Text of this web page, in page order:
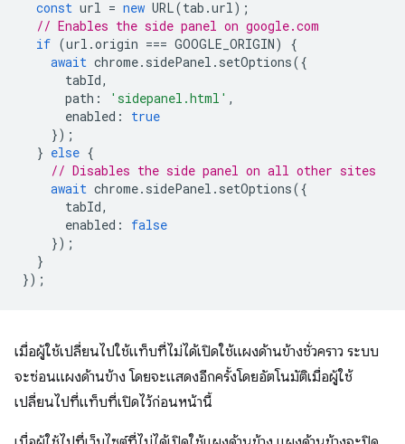
const url = new URL(tab .url);
// Enables the side panel on google.com
if (url .origin === GOOGLE_ORIGIN)
{
await chrome. sidePanel . setOptions({
tabId,
path : 'sidepanel.html' ,
enabled :
true
});
} else {
// Disables the side panel on all other sites
await chrome. sidePanel . setOptions({
tabId,
enabled :
false
});
}
});
เมื่อผู้ใช้เปลี่ยนไปใช้แท็บที่ไม่ได้เปิดใช้แผงด้านข้างชั่วคราว ระบบ
จะซ่อนแผงด้านข้าง โดยจะแสดงอีกครั้งโดยอัตโนมัติเมื่อผู้ใช้
เปลี่ยนไปที่แท็บที่เปิดไว้ก่อนหน้านี้